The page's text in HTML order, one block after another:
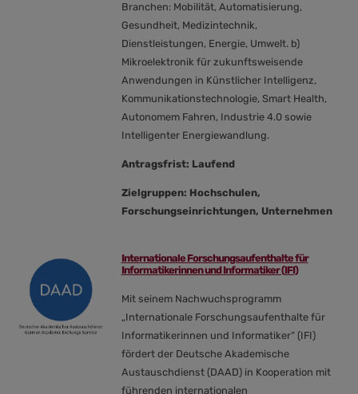
Branchen: Mobilität, Automatisierung,
Gesundheit, Medizintechnik,
Dienstleistungen, Energie, Umwelt. b)
Mikroelektronik für zukunftsweisende
Anwendungen in Künstlicher Intelligenz,
Kommunikationstechnologie, Smart Health,
Autonomem Fahren, Industrie 4.0 sowie
Intelligenter Energiewandlung.
Antragsfrist: Laufend
Zielgruppen: Hochschulen,
Forschungseinrichtungen, Unternehmen
Internationale Forschungsaufenthalte für
Informatikerinnen und Informatiker (IFI)
Mit seinem Nachwuchsprogramm
„Internationale Forschungsaufenthalte für
Informatikerinnen und Informatiker“ (IFI)
fördert der Deutsche Akademische
Austauschdienst (DAAD) in Kooperation mit
führenden internationalen